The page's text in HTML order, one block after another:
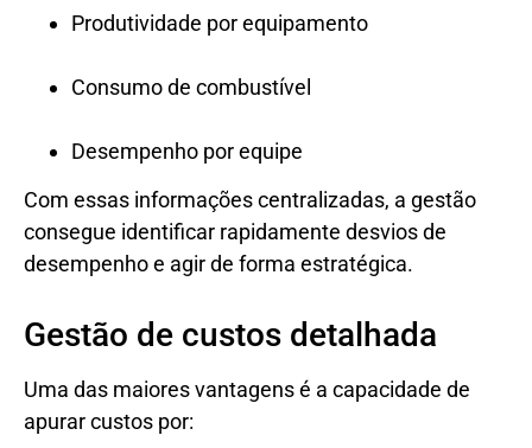
Produtividade por equipamento
Consumo de combustível
Desempenho por equipe
Com essas informações centralizadas, a gestão
consegue identificar rapidamente desvios de
desempenho e agir de forma estratégica.
Gestão de custos detalhada
Uma das maiores vantagens é a capacidade de
apurar custos por: